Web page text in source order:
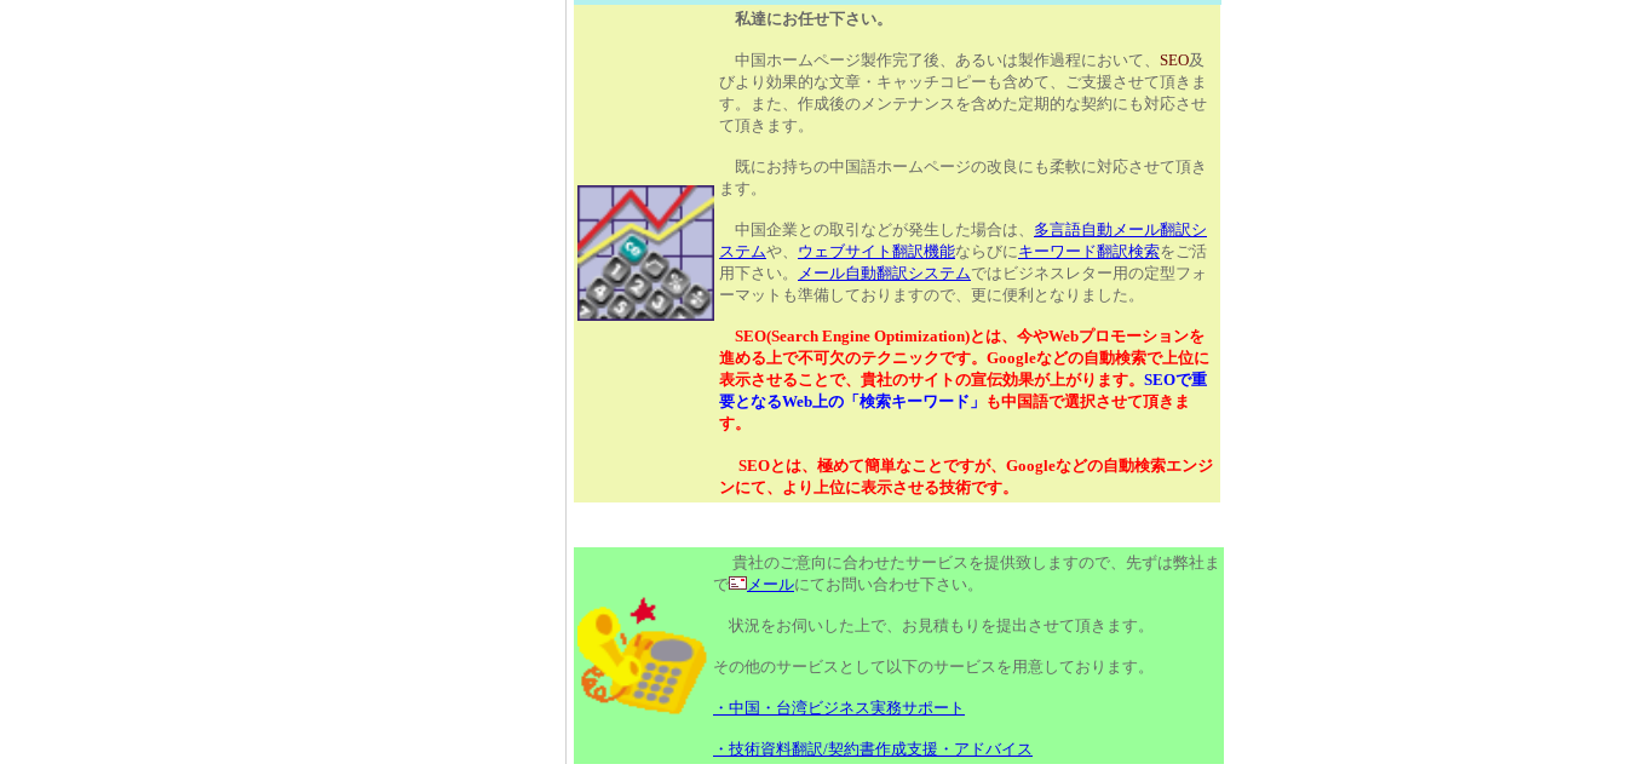
私達にお任せ下さい。
中国ホームページ製作完了後、あるいは製作過程において、 SEO及
びより効果的な文章・キャッチコピーも含めて、ご支援させて頂きま
す。また、作成後のメンテナンスを含めた定期的な契約にも対応させ
て頂きます。
既にお持ちの中国語ホームページの改良にも柔軟に対応させて頂き
ます。
中国企業との取引などが発生した場合は、 多言語自動メール翻訳シ
ステムや、 ウェブサイト翻訳機能ならびにキーワード翻訳検索をご活
用下さい。
メール自動翻訳システムではビジネスレター用の定型フォ
ーマットも準備しておりますので、更に便利となりました。
SEO(Search Engine Optimization)とは、今やWebプロモーションを
進める上で不可欠のテクニックです。Googleなどの自動検索で上位に
表示させることで、貴社のサイトの宣伝効果が上がります。 SEOで重
要となるWeb上の「検索キーワード」 も中国語で選択させて頂きま
す。
SEOとは、極めて簡単なことですが、Googleなどの自動検索エンジ
ンにて、より上位に表示させる技術です。
貴社のご意向に合わせたサービスを提供致しますので、先ずは弊社ま
で
メールにてお問い合わせ下さい。
状況をお伺いした上で、お見積もりを提出させて頂きます。
その他のサービスとして以下のサービスを用意しております。
・中国・台湾ビジネス実務サポート
・技術資料翻訳/契約書作成支援・アドバイス